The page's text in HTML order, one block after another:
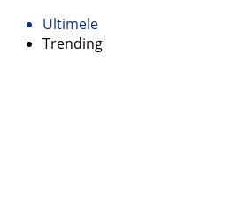
Ultimele
Trending